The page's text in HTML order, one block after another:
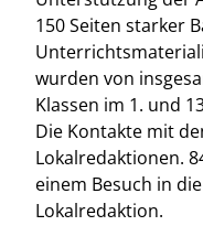
150 Seiten starker
wurden von
Klassen im 1. und
Die Kontakte mit
Lokalredaktionen.
einem Besuch in
Lokalredaktion.